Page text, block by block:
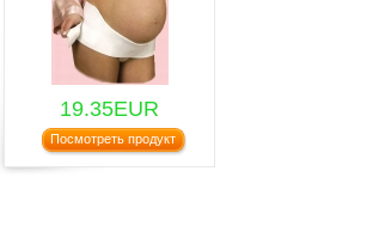
19.35EUR
Посмотреть продукт